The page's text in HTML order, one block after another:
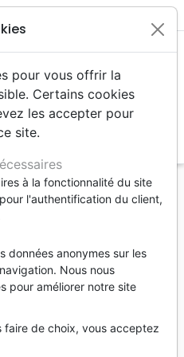
société, politique
tune
Biens
Éthique
pour vous offrir la
Certains cookies
les accepter pour
site.
à la fonctionnalité du site
l'authentification du client,
données anonymes sur les
Nous nous
pour améliorer notre site
faire de choix, vous acceptez